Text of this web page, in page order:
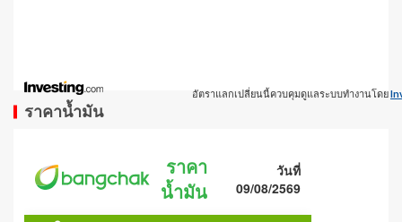
อัตราแลกเปลี่ยนนี้ควบคุมดูแลระบบทำงานโดย
ราคาน้ำมัน